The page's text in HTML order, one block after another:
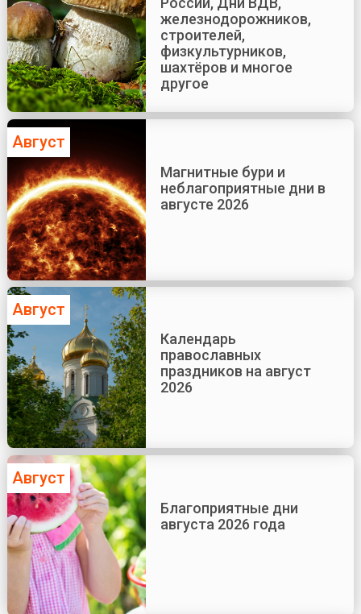
железнодорожников,
строителей,
физкультурников,
шахтёров и многое
другое
Август
Магнитные бури и
неблагоприятные дни в
августе 2026
Август
Календарь
православных
праздников на август
2026
Август
Благоприятные дни
августа 2026 года